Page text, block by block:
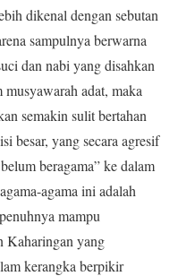
dikenal dengan sebutan
sampulnya berwarna
dan nabi yang disahkan
adat, maka
semakin sulit bertahan
besar, yang secara agresif
beragama” ke dalam
agama ini adalah
mampu
Kaharingan yang
kerangka berpikir